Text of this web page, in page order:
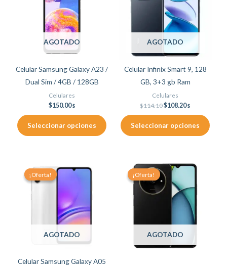
AGOTADO
Celular Samsung Galaxy A23 /
Dual Sim / 4GB / 128GB
Celulares
$150.00 $
Seleccionar opciones
múltiples
variantes.
opciones
pueden
elegir
en
página
de
AGOTADO
Celular Infinix Smart 9, 128
GB, 3+3 gb Ram
Celulares
$114.10$108.20$
Seleccionar opciones
múltiples
variantes.
pueden
elegir
en
página
de
¡Oferta!
AGOTADO
¡Oferta!
Celular Samsung Galaxy A05
price price
¡Oferta!
AGOTADO
¡Oferta!
Original
price
was:
$90.80.
Current
price
$86.90.
Este
producto
tiene
múltiples
variantes.